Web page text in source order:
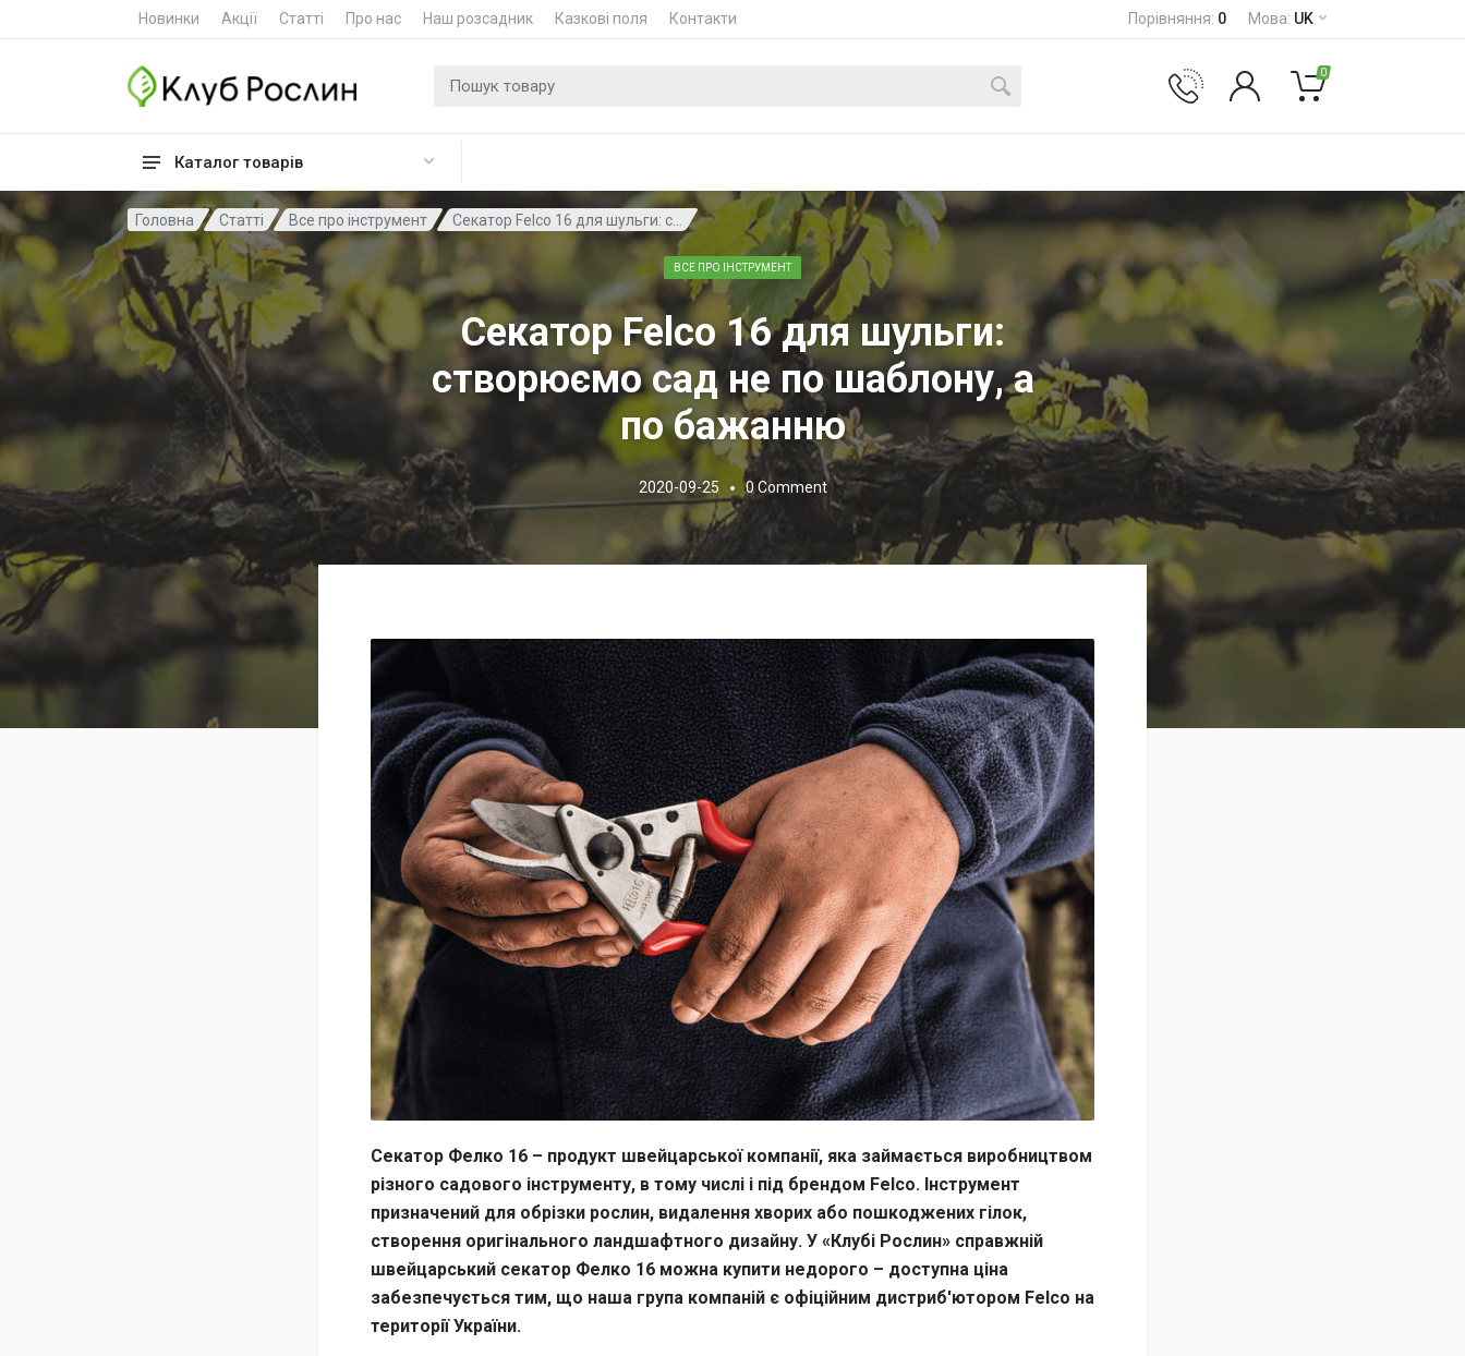
Новинки Акції Статті Про нас Наш розсадник Казкові поля Контакти Порівняння: 0 Мова: UK
Каталог товарів
Пошук для 0
Головна Статті Все про інструмент Секатор Felco 16 для шульги: с...
ВСЕ ПРО ІНСТРУМЕНТ
Секатор Felco 16 для шульги:
створюємо сад не по шаблону, а
по бажанню
2020-09-25 0Comment
Секатор Фелко 16 – продукт швейцарської компанії, яка займається виробництвом
різного садового інструменту, в тому числі і під брендом Felco. Інструмент
призначений для обрізки рослин, видалення хворих або пошкоджених гілок,
створення оригінального ландшафтного дизайну. У «Клубі Рослин» справжній
швейцарський секатор Фелко 16 можна купити недорого – доступна ціна
забезпечується тим, що наша група компаній є офіційним дистриб'ютором Felco на
території України.